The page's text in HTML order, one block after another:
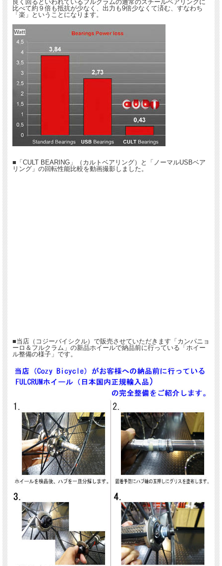
「2WAY-FIT」は「チューブレスタイヤ」と「クリンチャータイヤ」の兼用ホイー
チューブレスタイヤを付ければチューブの摩擦がなくなるのでタイヤの回転抵抗が
減り、 クリンチャータイヤに比べて、走りが数十％も軽くなるといわれていま
す。
対応タイヤ：2WAY、チューブレス、チューブレスレディー、クリンチャー
対応タイヤ幅：25～65mm
リム素材：FF100フルカーボン、ダイレクト・インモールド・マット・フィニッシ
ュ（DIMF）、C-LUXフィニッシュ
リム外幅：29.3mm
リム内幅：23mm
ブレーキ：AFS(センターロック)
フロント/リアハブ：アルミ製
ハブ規格：F/HH12x100mm（スルーアクスル）R/HH12x142mm（スルーアスク
ル）
スポーク：ステンレス、ダブル・バテッドエアロ、ストレート・プル
スポーク本数：F/24 R/24本
良く回るといわれているフルクラムの通常のスチールベアリングに
比べて約９倍も抵抗が少なく、出力も9倍少なくて済む、すなわち
「楽」ということになります。
■「CULT BEARING」（カルトベアリング）と「ノーマルUSBベア
リング」の回転性能比較を動画撮影しました。
■当店（コジーバイシクル）で販売させていただきます「カンパニョ
ーロ＆フルクラム」の新品ホイールで納品前に行っている「ホイー
ル整備の様子」です。